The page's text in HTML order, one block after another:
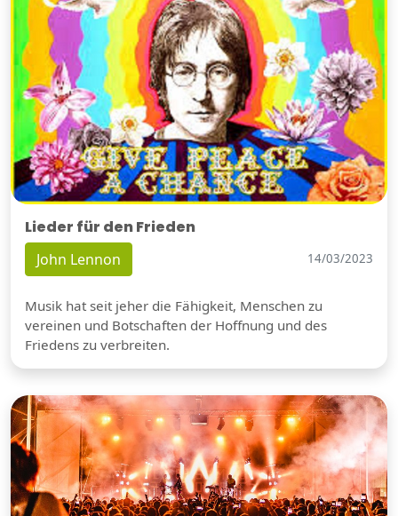
Lieder für den Frieden
John Lennon 14/03/2023
Musik hat seit jeher die Fähigkeit, Menschen zu
vereinen und Botschaften der Hoffnung und des
Friedens zu verbreiten.